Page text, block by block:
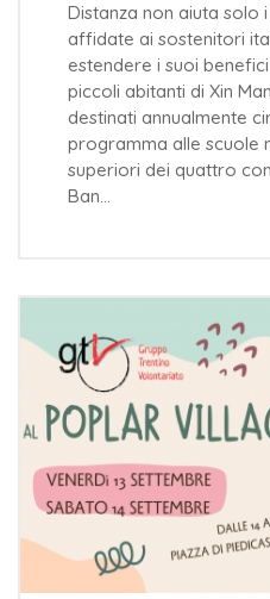
Distanza non aiuta solo
affidate ai sostenitori
estendere i suoi
piccoli abitanti di Xin
destinati annualmente
programma alle scuole
superiori dei quattro
Ban…